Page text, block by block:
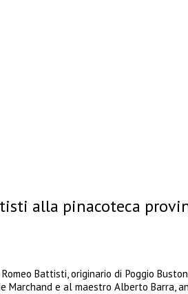
alla pinacoteca
Battisti, originario di Poggio
e al maestro Alberto Barra,